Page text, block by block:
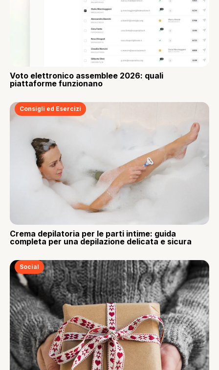
Voto elettronico assemblee 2026: quali
piattaforme funzionano
Consigli ed Esercizi
Crema depilatoria per le parti intime: guida
completa per una depilazione delicata e sicura
Social